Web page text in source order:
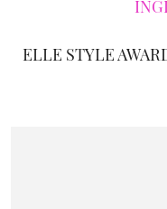
ELLE STYLE